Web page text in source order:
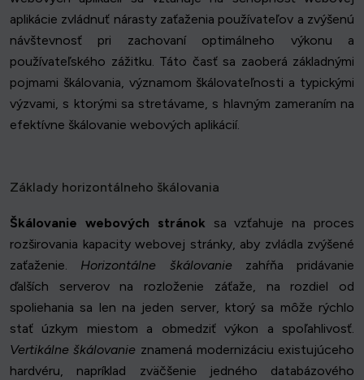
aplikácie zvládnuť nárasty zaťaženia používateľov a zvýšenú
návštevnosť pri zachovaní optimálneho výkonu a
používateľského zážitku. Táto časť sa zaoberá základnými
pojmami škálovania, významom škálovateľnosti a typickými
výzvami, s ktorými sa stretávame, s hlavným zameraním na
efektívne škálovanie webových aplikácií.
Základy horizontálneho škálovania
Škálovanie webových stránok sa vzťahuje na proces
rozširovania kapacity webovej stránky, aby zvládla zvýšené
zaťaženie. Horizontálne škálovanie zahŕňa pridávanie
ďalších serverov na rozloženie záťaže, na rozdiel od
spoliehania sa len na jeden server, ktorý sa môže rýchlo
stať úzkym miestom a obmedziť výkon a spoľahlivosť.
Vertikálne škálovanie znamená modernizáciu existujúceho
hardvéru, napríklad zväčšenie jedného databázového